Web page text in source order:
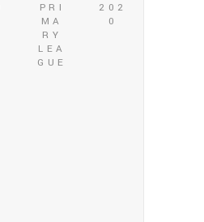
PRI
MA
RY
LEA
GUE
202
0